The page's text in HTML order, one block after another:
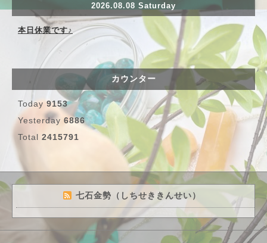
2026.08.08 Saturday
本日休業です♪
カウンター
Today 9153
Yesterday 6886
Total 2415791
七石金勢（しちせききんせい）